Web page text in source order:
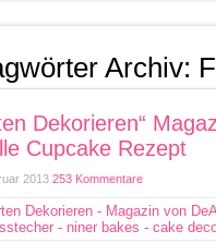
Archiv:
Dekorieren“
Cupcake Rezept
2013 253 Kommentare